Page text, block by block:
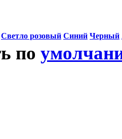
Светло розовый Синий Черный
по